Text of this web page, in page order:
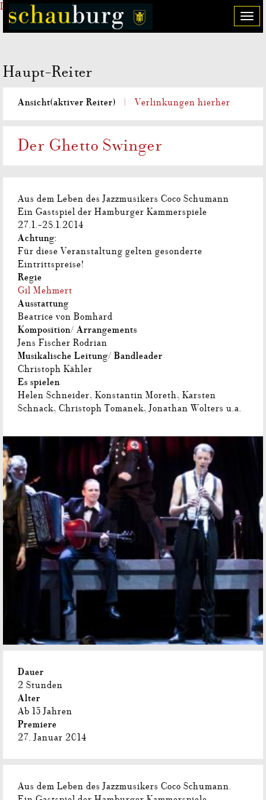
Direkt zum Inhalt
T
o
Haupt-Reiter
Ansicht(aktiver Reiter) Verlinkungen hierher
Der Ghetto Swinger
Aus dem Leben des Jazzmusikers Coco Schumann
Ein Gastspiel der Hamburger Kammerspiele
27.1.-28.1.2014
Achtung:
Für diese Veranstaltung gelten gesonderte
Eintrittspreise!
Regie
Gil Mehmert
Ausstattung
Beatrice von Bomhard
Komposition/ Arrangements
Jens Fischer Rodrian
Musikalische Leitung/ Bandleader
Christoph Kähler
Es spielen
Helen Schneider, Konstantin Moreth, Karsten
Schnack, Christoph Tomanek, Jonathan Wolters u.a.
Dauer
2 Stunden
Alter
Ab 15 Jahren
Premiere
27. Januar 2014
Aus dem Leben des Jazzmusikers Coco Schumann.